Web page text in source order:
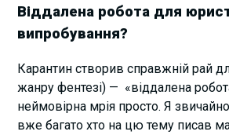
Віддалена робота для
випробування?
Карантин створив справжній рай
жанру фентезі) — «віддалена
неймовірна мрія просто. Я
вже багато хто на цю тему писав